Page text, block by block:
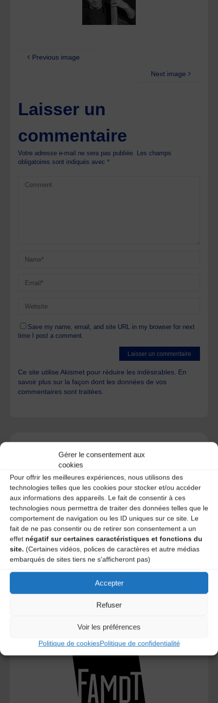
Gérer le consentement aux
cookies
Pour offrir les meilleures expériences, nous utilisons des
technologies telles que les cookies pour stocker et/ou accéder
aux informations des appareils. Le fait de consentir à ces
technologies nous permettra de traiter des données telles que le
comportement de navigation ou les ID uniques sur ce site. Le
fait de ne pas consentir ou de retirer son consentement a un
effet négatif sur certaines caractéristiques et fonctions du
site. (Certaines vidéos, polices de caractères et autre médias
embarqués de sites tiers ne s'afficheront pas)
Accepter
Refuser
Voir les préférences
Politique de cookiesPolitique de confidentialité
Previous image
Next image
Laisser un
commentaire
Votre adresse e-mail ne sera pas publiée. Les champs
obligatoires sont indiqués avec*
Save my name, email, and site URL in my browser for next
time I post a comment.
Ce site utilise Akismet pour réduire les indésirables. En
savoir plus sur la façon dont les données de vos
commentaires sont traitées.
Le distributeur des musiques Trad'
L’AMTA EST MEMBRE DE LA